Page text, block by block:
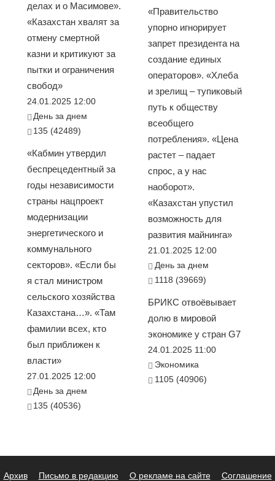
делах и о Масимове».
«Казахстан хвалят за
отмену смертной
казни и критикуют за
пытки и ограничения
свобод»
24.01.2025 12:00
День за днем
135 (42489)
«Кабмин утвердил
беспрецедентный за
годы независимости
страны нацпроект
модернизации
энергетического и
коммунального
секторов». «Если бы
я стал министром
сельского хозяйства
Казахстана…». «Там
фамилии всех, кто
был приближен к
власти»
27.01.2025 12:00
День за днем
135 (40536)
«Правительство
упорно игнорирует
запрет президента на
создание единых
операторов». «Хлеба
и зрелищ – тупиковый
путь к обществу
всеобщего
потребления». «Цена
растет – падает
спрос, а у нас
наоборот».
«Казахстан упустил
возможность для
развития майнинга»
21.01.2025 12:00
День за днем
1118 (39669)
БРИКС отвоёвывает
долю в мировой
экономике у стран G7
24.01.2025 11:00
Экономика
1105 (40906)
Архив Письмо в редакцию О рекламе на сайте Соглашение